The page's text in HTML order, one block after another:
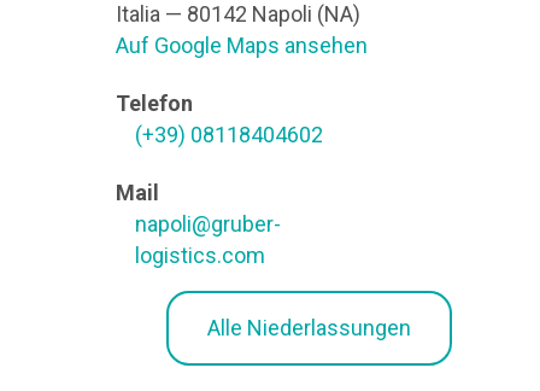
Italia — 80142 Napoli (NA)
Auf Google Maps ansehen
Telefon
(+39) 08118404602
Mail
napoli@gruber-
logistics.com
Alle Niederlassungen